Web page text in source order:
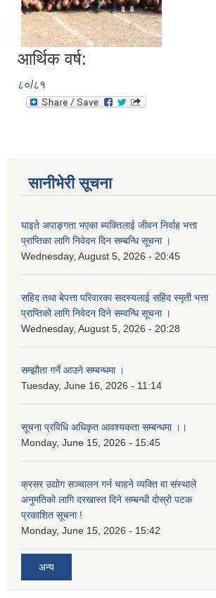
आर्थिक वर्ष:
८०/८१
सानीभेरी सूचना
घाइते अपाङ्गता भएका ब्यक्तिलाई जीवन निर्वाह भत्ता
प्राप्तिका लागि निवेदन दिन सम्बन्धि सूचना ।
Wednesday, August 5, 2026 - 20:45
सहिद तथा बेपत्ता परिवारका सदस्यलाई सहिद स्मृती भत्ता
प्राप्तिको लागि निवेदन दिने सम्वन्धि सूचना ।
Wednesday, August 5, 2026 - 20:28
सम्झौता गर्ने आउने सम्बन्धमा ।
Tuesday, June 16, 2026 - 11:14
सूचना प्रविधि अधिकृत आवश्यकता सम्बन्धमा ।।
Monday, June 15, 2026 - 15:45
क्रसर उद्योग सञ्चालन गर्न चाहने व्यक्ति वा संस्थाले
अनुमतिको लागि दरखास्त दिने सम्बन्धी दोस्रो पटक
प्रकाशित सूचना !
Monday, June 15, 2026 - 15:42
अन्य